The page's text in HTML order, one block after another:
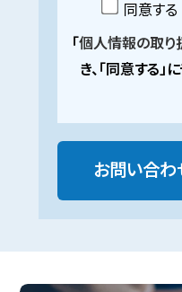
同意する
「 個人情報の取り
き、「同意する